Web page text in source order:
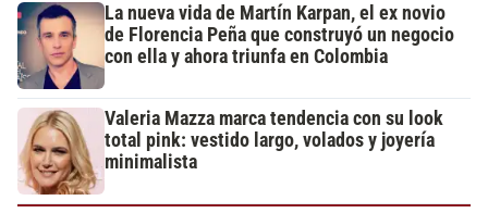
La nueva vida de Martín Karpan, el ex novio
de Florencia Peña que construyó un negocio
con ella y ahora triunfa en Colombia
Valeria Mazza marca tendencia con su look
total pink: vestido largo, volados y joyería
minimalista